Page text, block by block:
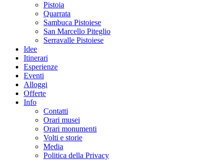
Pistoia
Quarrata
Sambuca Pistoiese
San Marcello Piteglio
Serravalle Pistoiese
Idee
Itinerari
Esperienze
Eventi
Alloggi
Offerte
Info
Contatti
Orari musei
Orari monumenti
Volti e storie
Media
Politica della Privacy